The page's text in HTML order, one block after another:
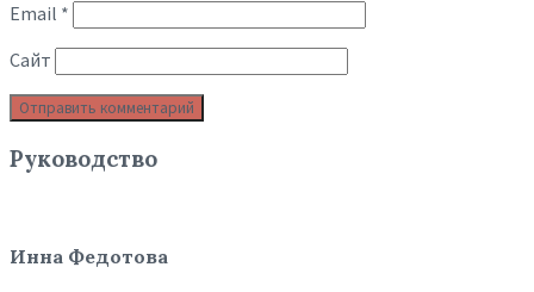
Email *
Сайт
Руководство
Инна Федотова